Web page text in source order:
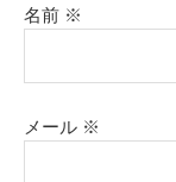
名前 ※
メール ※